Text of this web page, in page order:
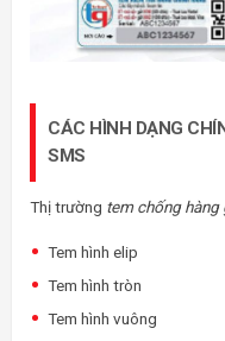
CÁC HÌNH DẠNG
SMS
Thị trường tem chống hàng
Tem hình elip
Tem hình tròn
Tem hình vuông